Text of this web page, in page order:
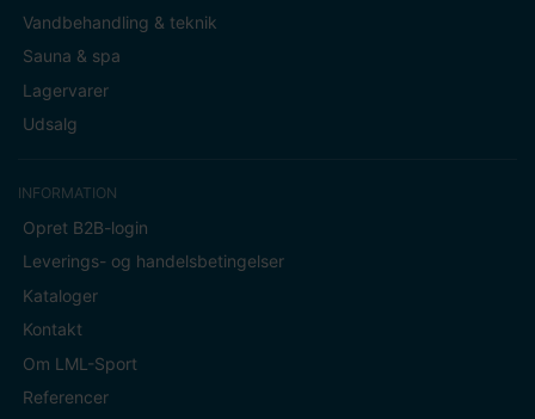
Vandbehandling & teknik
Sauna & spa
Lagervarer
Udsalg
INFORMATION
Opret B2B-login
Leverings- og handelsbetingelser
Kataloger
Kontakt
Om LML-Sport
Referencer